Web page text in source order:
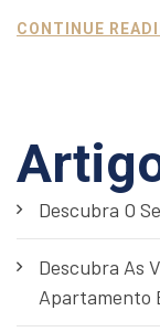
CONTINUE
Descubra O
Descubra As
Apartamento